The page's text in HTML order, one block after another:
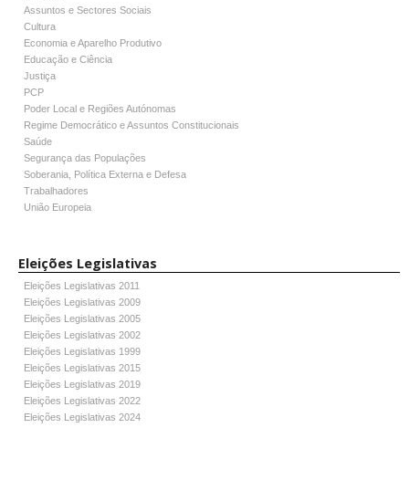
Assuntos e Sectores Sociais
Cultura
Economia e Aparelho Produtivo
Educação e Ciência
Justiça
PCP
Poder Local e Regiões Autónomas
Regime Democrático e Assuntos Constitucionais
Saúde
Segurança das Populações
Soberania, Política Externa e Defesa
Trabalhadores
União Europeia
Eleições Legislativas
Eleições Legislativas 2011
Eleições Legislativas 2009
Eleições Legislativas 2005
Eleições Legislativas 2002
Eleições Legislativas 1999
Eleições Legislativas 2015
Eleições Legislativas 2019
Eleições Legislativas 2022
Eleições Legislativas 2024